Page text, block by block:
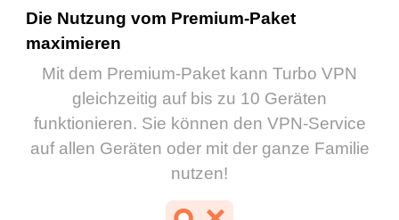
Die Nutzung vom Premium-Paket
maximieren
Mit dem Premium-Paket kann Turbo VPN
gleichzeitig auf bis zu 10 Geräten
funktionieren. Sie können den VPN-Service
auf allen Geräten oder mit der ganze Familie
nutzen!